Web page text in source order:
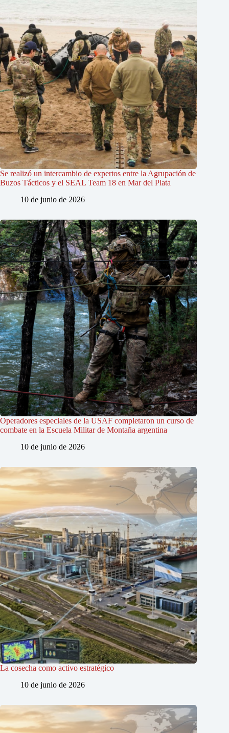
Se realizó un intercambio de expertos entre la Agrupación de
Buzos Tácticos y el SEAL Team 18 en Mar del Plata
10 de junio de 2026
Operadores especiales de la USAF completaron un curso de
combate en la Escuela Militar de Montaña argentina
10 de junio de 2026
La cosecha como activo estratégico
10 de junio de 2026